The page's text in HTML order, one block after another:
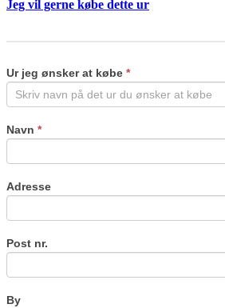
Jeg vil gerne købe dette ur
Ur jeg ønsker at købe *
Navn *
Adresse
Post nr.
By
human,
leave
this
blank.